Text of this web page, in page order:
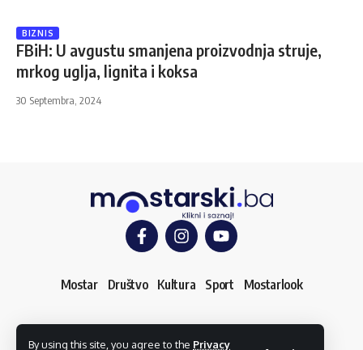
By using this site, you agree to the Privacy
BIZNIS
FBiH: U avgustu smanjena proizvodnja struje,
mrkog uglja, lignita i koksa
30 Septembra, 2024
Mostar Društvo Kultura Sport Mostarlook
O nama Impressum Uslovi korištenja Kontakt